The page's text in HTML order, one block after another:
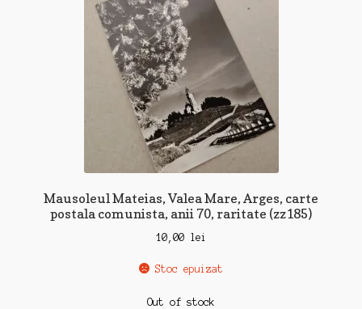
Mausoleul Mateias, Valea Mare, Arges, carte
postala comunista, anii 70, raritate (zz185)
10,00 lei
Stoc epuizat
Out of stock